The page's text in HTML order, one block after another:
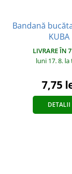
Bandană
KUBA
LIVRARE ÎN
luni 17. 8. la
7,75
DETALII